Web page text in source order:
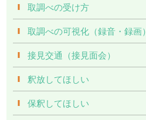
取調べの受け方
取調べの可視化（録音・録画）
接見交通（接見面会）
釈放してほしい
保釈してほしい